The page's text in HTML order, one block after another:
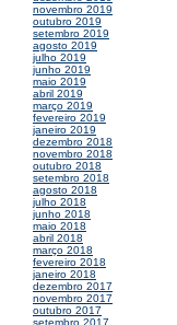
novembro 2019
outubro 2019
setembro 2019
agosto 2019
julho 2019
junho 2019
maio 2019
abril 2019
março 2019
fevereiro 2019
janeiro 2019
dezembro 2018
novembro 2018
outubro 2018
setembro 2018
agosto 2018
julho 2018
junho 2018
maio 2018
abril 2018
março 2018
fevereiro 2018
janeiro 2018
dezembro 2017
novembro 2017
outubro 2017